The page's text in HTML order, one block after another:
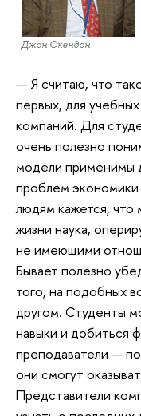
Джон Окендон
— Я считаю, что
первых, для
компаний. Для
очень полезно
модели применимы
проблем экономики
людям кажется, что
жизни наука,
не имеющими
Бывает полезно
того, на подобных
другом. Студенты
навыки и добиться
преподаватели —
они смогут
Представители